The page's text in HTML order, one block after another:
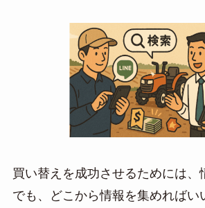
買い替えを成功させるためには、
でも、どこから情報を集めればい